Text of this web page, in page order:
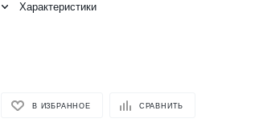
Характеристики
В ИЗБРАННОЕ СРАВНИТЬ